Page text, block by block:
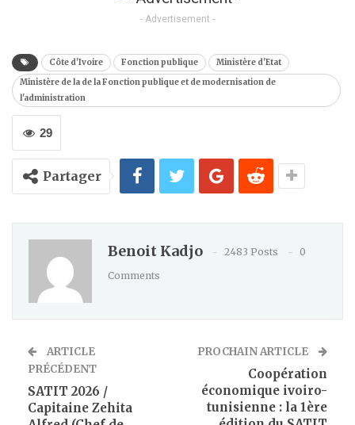
- Advertisement -
Côte d'Ivoire Fonction publique
Ministère d'Etat
Ministère de la de la Fonction publique et de modernisation de
l'administration
29
Partager
Benoit Kadjo 2483 Posts
0
Comments
ARTICLE
PRÉCÉDENT
SATIT 2026 /
Capitaine Zehita
PROCHAIN ARTICLE
Coopération
économique ivoiro-
tunisienne : la 1ère